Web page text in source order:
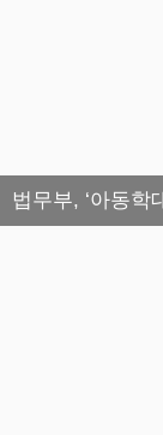
법무부, ‘아동